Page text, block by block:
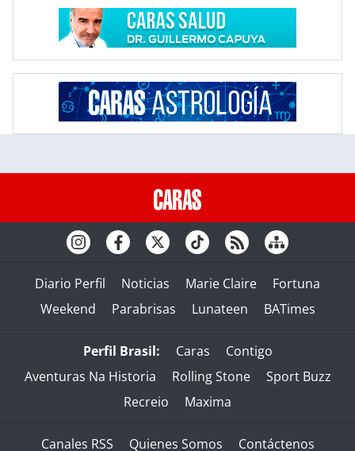
Diario Perfil Noticias Marie Claire
Fortuna
Weekend
Parabrisas Lunateen BATimes
Perfil Brasil: Caras
Contigo
Aventuras Na Historia
Rolling Stone
Sport Buzz
Recreio
Maxima
Canales RSS Quienes Somos Contáctenos